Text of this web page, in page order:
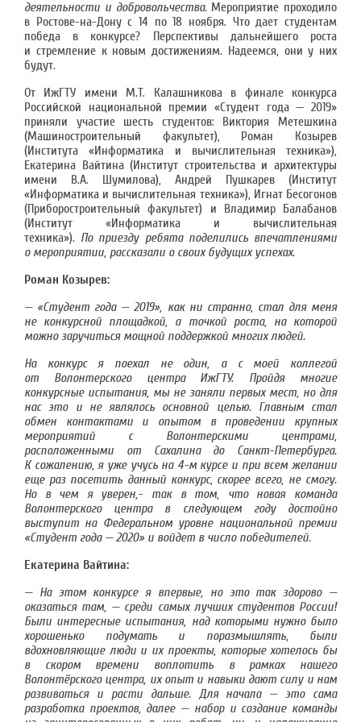
деятельности и добровольчества.Мероприятие проходило
в Ростове-на-Дону с 14 по 18 ноября. Что дает студентам
победа в конкурсе? Перспективы дальнейшего роста
и стремление к новым достижениям. Надеемся, они у них
будут.
От ИжГТУ имени М.Т. Калашникова в финале конкурса
Российской национальной премии «Студент года — 2019»
приняли участие шесть студентов: Виктория Метешкина
(Машиностроительный факультет), Роман Козырев
(Института «Информатика и вычислительная техника»),
Екатерина Вайтина (Институт строительства и архитектуры
имени В.А. Шумилова), Андрей Пушкарев (Институт
«Информатика и вычислительная техника»), Игнат Бесогонов
(Приборостроительный факультет) и Владимир Балабанов
(Институт «Информатика и вычислительная
техника»). По приезду ребята поделились впечатлениями
о мероприятии, рассказали о своих будущих успехах.
Роман Козырев:
— «Студент года — 2019», как ни странно, стал для меня
не конкурсной площадкой, а точкой роста, на которой
можно заручиться мощной поддержкой многих людей.
На конкурс я поехал не один, а с моей коллегой
от Волонтерского центра ИжГТУ. Пройдя многие
конкурсные испытания, мы не заняли первых мест, но для
нас это и не являлось основной целью. Главным стал
обмен контактами и опытом в проведении крупных
мероприятий с Волонтерскими центрами,
расположенными от Сахалина до Санкт-Петербурга.
К сожалению, я уже учусь на 4-м курсе и при всем желании
еще раз посетить данный конкурс, скорее всего, не смогу.
Но в чем я уверен,- так в том, что новая команда
Волонтерского центра в следующем году достойно
выступит на Федеральном уровне национальной премии
«Студент года — 2020» и войдет в число победителей.
Екатерина Вайтина:
—На этом конкурсе я впервые, но это так здорово —
оказаться там, — среди самых лучших студентов России!
Были интересные испытания, над которыми нужно было
хорошенько подумать и поразмышлять, были
вдохновляющие люди и их проекты, которые хотелось бы
в скором времени воплотить в рамках нашего
Волонтёрского центра, их опыт и навыки дают силу и нам
развиваться и расти дальше. Для начала — это сама
разработка проектов, далее — набор и создание команды